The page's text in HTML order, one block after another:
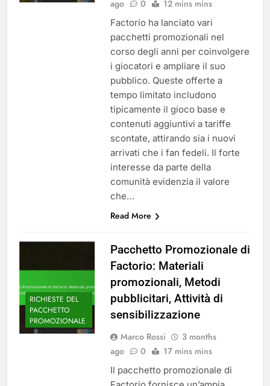
ago 0 12 mins mins
Factorio ha lanciato vari
pacchetti promozionali nel
corso degli anni per coinvolgere
i giocatori e ampliare il suo
pubblico. Queste offerte a
tempo limitato includono
tipicamente il gioco base e
contenuti aggiuntivi a tariffe
scontate, attirando sia i nuovi
arrivati che i fan fedeli. Il forte
interesse da parte della
comunità evidenzia il valore
che…
Read More
RICHIESTE DEL
PACCHETTO
PROMOZIONALE
Pacchetto Promozionale di
Factorio: Materiali
promozionali, Metodi
pubblicitari, Attività di
sensibilizzazione
Marco Rossi
3 months
ago
0 17 mins mins
Il pacchetto promozionale di